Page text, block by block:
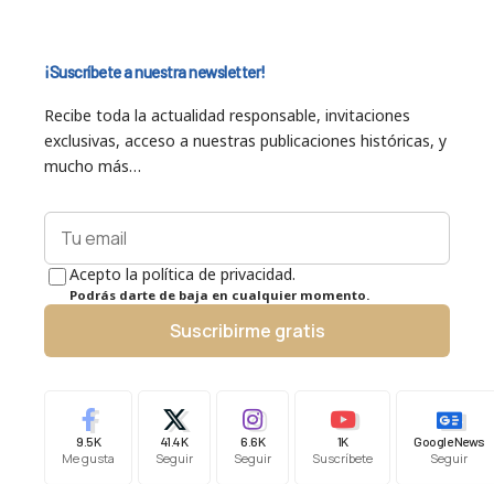
¡Suscríbete a nuestra newsletter!
Recibe toda la actualidad responsable, invitaciones
exclusivas, acceso a nuestras publicaciones históricas, y
mucho más…
Acepto la política de privacidad.
Podrás darte de baja en cualquier momento.
Suscribirme gratis
9.5K
Me gusta
41.4K
Seguir
6.6K
Seguir
1K
Suscríbete
Google News
Seguir